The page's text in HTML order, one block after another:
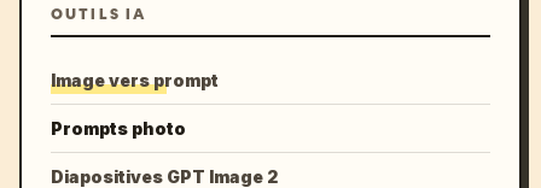
OUTILS IA
Image vers prompt
Prompts photo
Diapositives GPT Image 2